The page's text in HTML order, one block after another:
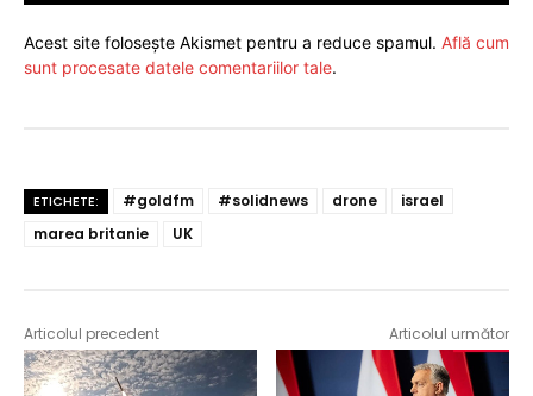
Acest site folosește Akismet pentru a reduce spamul. Află cum
sunt procesate datele comentariilor tale.
ETICHETE: #goldfm #solidnews drone
israel
marea britanie
UK
Articolul precedent Articolul următor